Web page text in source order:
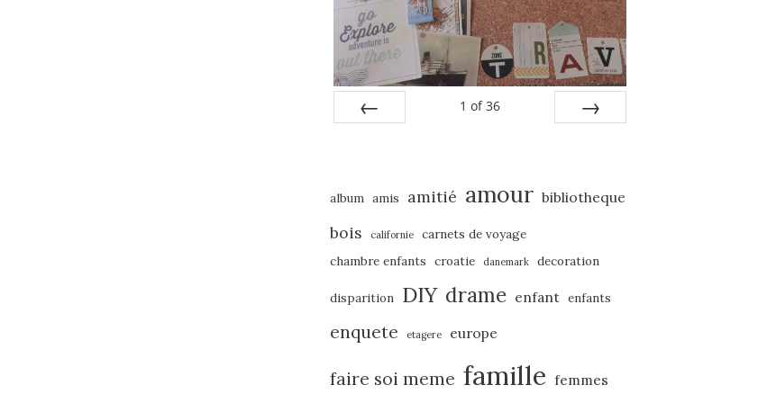
1 of 36
album amis amitié amour bibliotheque
bois californie
carnets de voyage
chambre enfants croatie danemark decoration
disparition DIY drame enfant enfants
enquete etagere europe
faire soi meme famille femmes